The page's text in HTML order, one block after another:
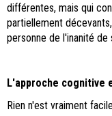
différentes, mais qui
partiellement
personne de l'inanité
L'approche cognitive
Rien n'est vraiment